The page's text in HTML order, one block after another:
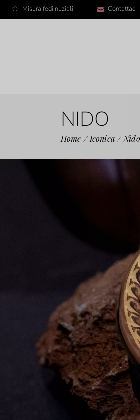
Misura fedi nuziali Contattaci
NIDO
Home Iconica Nido